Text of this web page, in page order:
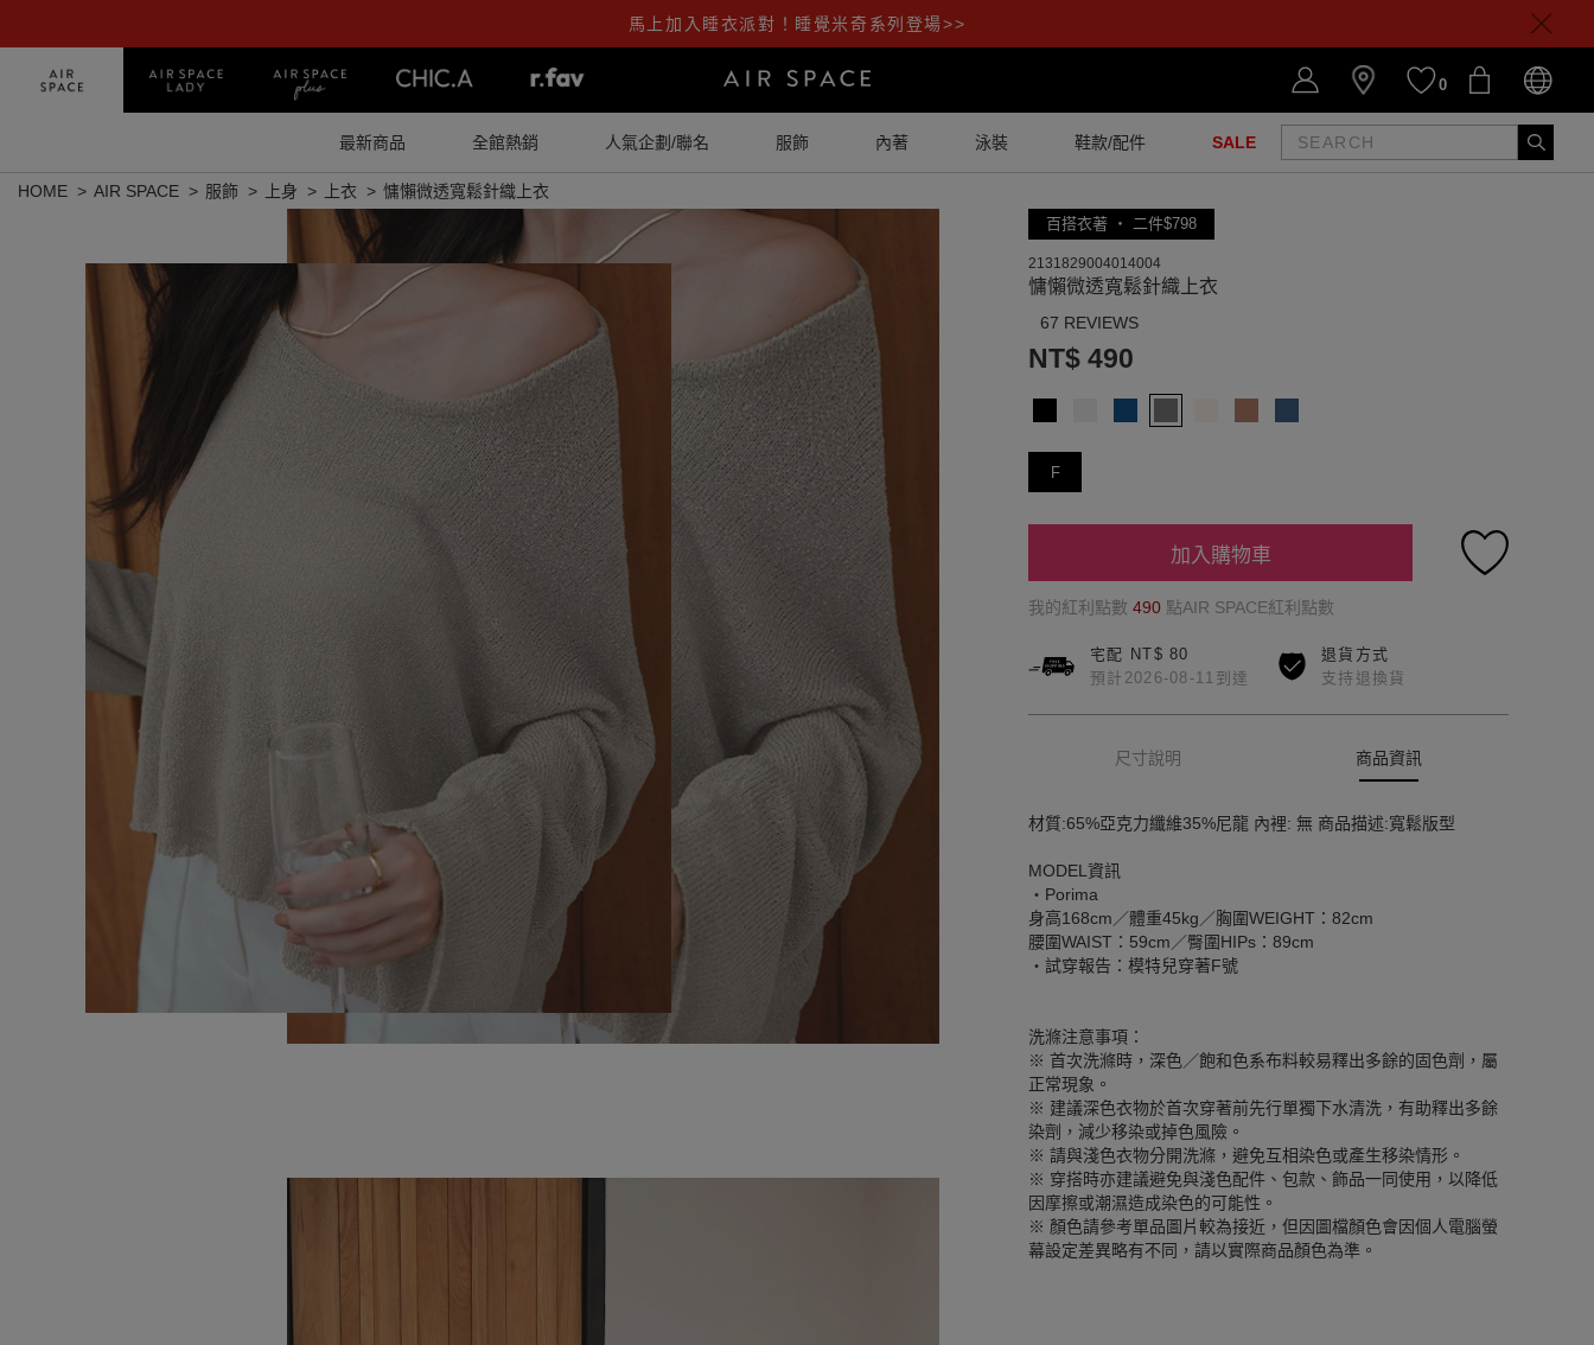
馬上加入睡衣派對！睡覺米奇系列登場>>
0
最新商品 全館熱銷 人氣企劃/聯名 服飾 內著 泳裝 鞋款/配件 SALE
HOME AIR SPACE 服飾 上身 上衣 慵懶微透寬鬆針織上衣
百搭衣著 ‧ 二件$798
2131829004014004
慵懶微透寬鬆針織上衣
67 REVIEWS
NT$ 490
F
加入購物車
我的紅利點數 490 點AIR SPACE紅利點數
宅配 NT$ 80
預計2026-08-11到達
退貨方式
支持退換貨
尺寸說明 商品資訊
材質:65%亞克力纖維35%尼龍 內裡: 無 商品描述:寬鬆版型
MODEL資訊
‧Porima
身高168cm／體重45kg／胸圍WEIGHT：82cm
腰圍WAIST：59cm／臀圍HIPs：89cm
‧試穿報告：模特兒穿著F號
洗滌注意事項：
※ 首次洗滌時，深色／飽和色系布料較易釋出多餘的固色劑，屬
正常現象。
※ 建議深色衣物於首次穿著前先行單獨下水清洗，有助釋出多餘
染劑，減少移染或掉色風險。
※ 請與淺色衣物分開洗滌，避免互相染色或產生移染情形。
※ 穿搭時亦建議避免與淺色配件、包款、飾品一同使用，以降低
因摩擦或潮濕造成染色的可能性。
※ 顏色請參考單品圖片較為接近，但因圖檔顏色會因個人電腦螢
幕設定差異略有不同，請以實際商品顏色為準。